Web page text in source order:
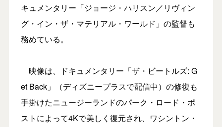
キュメンタリー「ジョージ・ハリスン／リヴィン
グ・イン・ザ・マテリアル・ワールド」の監督も
務めている。
映像は、ドキュメンタリー「ザ・ビートルズ: G
et Back」（ディズニープラスで配信中）の修復も
手掛けたニュージーランドのパーク・ロード・ポ
ストによって4Kで美しく復元され、ワシントン・